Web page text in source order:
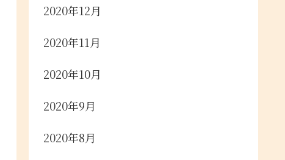
2020年12月
2020年11月
2020年10月
2020年9月
2020年8月